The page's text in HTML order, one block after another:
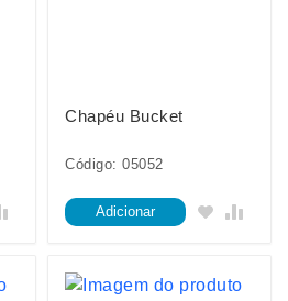
Chapéu Bucket
Código: 05052
Adicionar